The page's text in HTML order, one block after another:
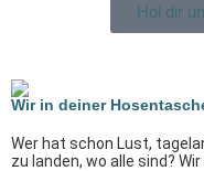
Hol dir
Wir in deiner
Wer hat schon Lust,
zu landen, wo alle sind?